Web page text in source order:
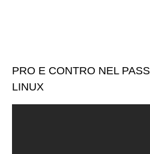
PRO E CONTRO NEL
LINUX